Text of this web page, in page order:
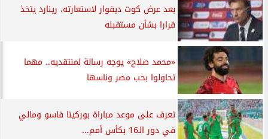
بعد عرض كوت ديفوار لاستعارته، رينارد يتخذ
قرارا بشأن مستقبله
«محمد صلاح» يوجه رسالة لمنتقديه.. مهما
تحاولوا بحب مصر وناسها
تعرف على موعد مباراة بوركينا فاسو ومالي
في دور الـ16 بكأس أمم...